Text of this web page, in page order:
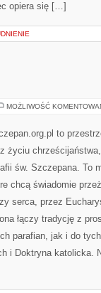
opiera się […]
MOŻLIWOŚĆ
to
życiu
św. Szczepana. To
chcą świadomie
serca, przez
łączy tradycję z
parafian, jak i do
i Doktryna katolicka.